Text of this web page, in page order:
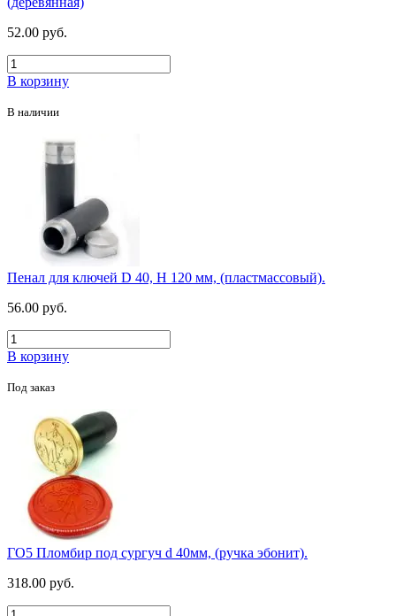
52.00 руб.
В корзину
В наличии
Пенал для ключей D 40, H 120 мм, (пластмассовый).
56.00 руб.
В корзину
Под заказ
ГО5 Пломбир под сургуч d 40мм, (ручка эбонит).
318.00 руб.